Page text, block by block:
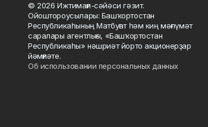
© 2026 Ижтимағи-сәйәси гәзит.
Ойоштороусылары: Башҡортостан
Республикаһының Матбуғат һәм киң мәғлүмәт
саралары агентлығы, «Башҡортостан
Республикаһы» нәшриәт йорто акционерҙар
йәмғиәте.
Об использовании персональных данных